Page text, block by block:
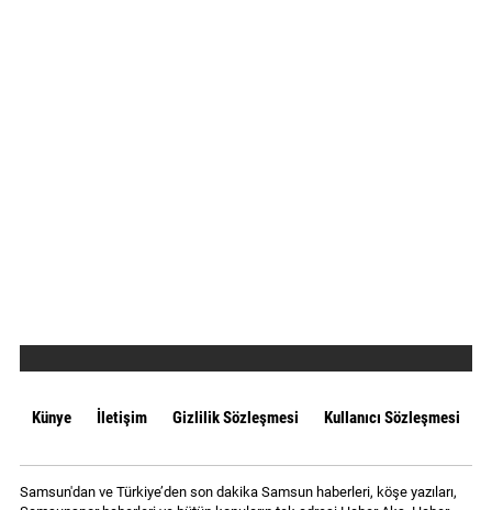
Künye İletişim Gizlilik Sözleşmesi Kullanıcı Sözleşmesi
Samsun'dan ve Türkiye’den son dakika Samsun haberleri, köşe yazıları,